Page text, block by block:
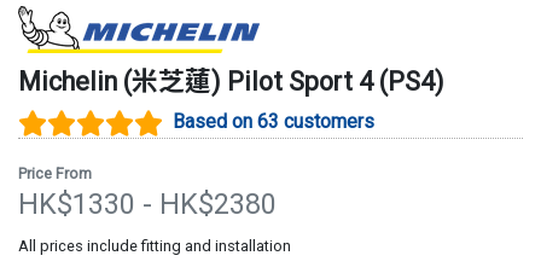
Michelin (米芝蓮) Pilot Sport 4(PS4)
Based on 63 customers
Price From
HK$1330 - HK$2380
All prices include fitting and installation